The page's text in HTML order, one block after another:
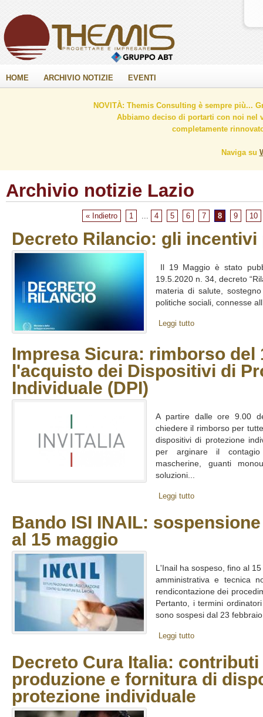
HOME ARCHIVIO NOTIZIE EVENTI
NOVITÀ: Themis Consulting è sempre più...
Abbiamo deciso di portarti con noi nel
completamente
Naviga su
Archivio notizie Lazio
« Indietro 1 ... 4 5 6 7 8 9 10
Decreto Rilancio: gli incentivi
Il 19 Maggio è stato
19.5.2020 n. 34, decreto
materia di salute,
politiche sociali, connesse
Leggi tutto
Impresa Sicura: rimborso del
l'acquisto dei Dispositivi di
Individuale (DPI)
A partire dalle ore 9.00
chiedere il rimborso per
dispositivi di protezione
per arginare il
mascherine, guanti
soluzioni...
Leggi tutto
Bando ISI INAIL:
al 15 maggio
L'Inail ha sospeso, fino al
amministrativa e tecnica
rendicontazione dei
Pertanto, i termini
sono sospesi dal 23
Leggi tutto
Decreto Cura Italia:
produzione e fornitura di
protezione individuale